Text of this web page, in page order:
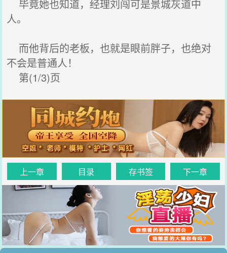
毕竟她也知道，经理刘闯可是景城灰道中
人。
而他背后的老板，也就是眼前胖子，也绝对
不会是普通人！
第(1/3)页
上一章 目录 存书签 下一章